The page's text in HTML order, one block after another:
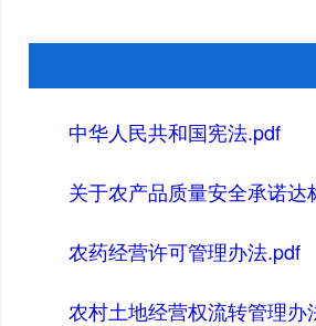
中华人民共和国宪法.pdf
关于农产品质量安全承诺
农药经营许可管理办法.pdf
农村土地经营权流转管理办